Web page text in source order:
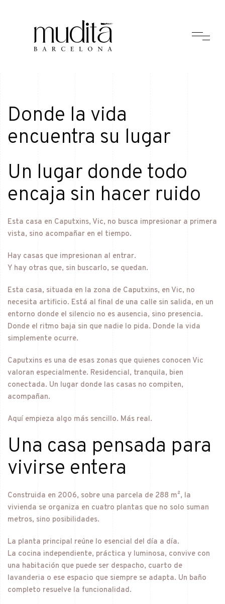
Donde la vida
encuentra su lugar
Un lugar donde todo
encaja sin hacer ruido
Esta casa en Caputxins, Vic, no busca impresionar a primera
vista, sino acompañar en el tiempo.
Hay casas que impresionan al entrar.
Y hay otras que, sin buscarlo, se quedan.
Esta casa, situada en la zona de Caputxins, en Vic, no
necesita artificio. Está al final de una calle sin salida, en un
entorno donde el silencio no es ausencia, sino presencia.
Donde el ritmo baja sin que nadie lo pida. Donde la vida
simplemente ocurre.
Caputxins es una de esas zonas que quienes conocen Vic
valoran especialmente. Residencial, tranquila, bien
conectada. Un lugar donde las casas no compiten,
acompañan.
Aquí empieza algo más sencillo. Más real.
Una casa pensada para
vivirse entera
Construida en 2006, sobre una parcela de 288 m², la
vivienda se organiza en cuatro plantas que no solo suman
metros, sino posibilidades.
La planta principal reúne lo esencial del día a día.
La cocina independiente, práctica y luminosa, convive con
una habitación que puede ser despacho, cuarto de
lavanderia o ese espacio que siempre se adapta. Un baño
completo resuelve la funcionalidad.